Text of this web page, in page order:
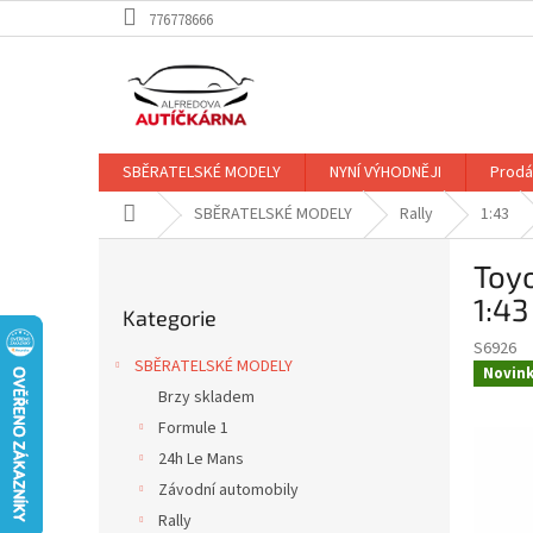
na
776778666
SBĚRATELSKÉ MODELY NYNÍ VÝHODNĚJI
Domů SBĚRATELSKÉ MODELY Rally 1:43
kategorie
Kategorie
SBĚRATELSKÉ MODELY
Brzy skladem
Formule 1
24h Le Mans
Závodní automobily
Rally
S6926